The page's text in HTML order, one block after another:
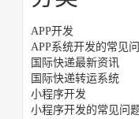
APP开发
APP系统开发的常见
国际快递最新资讯
国际快递转运系统
小程序开发
小程序开发的常见问